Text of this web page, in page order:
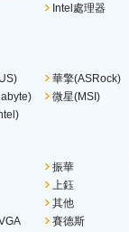
Intel處理器
華擎(ASRock)
微星(MSI)
振華
)
上鈺
其他
賽德斯